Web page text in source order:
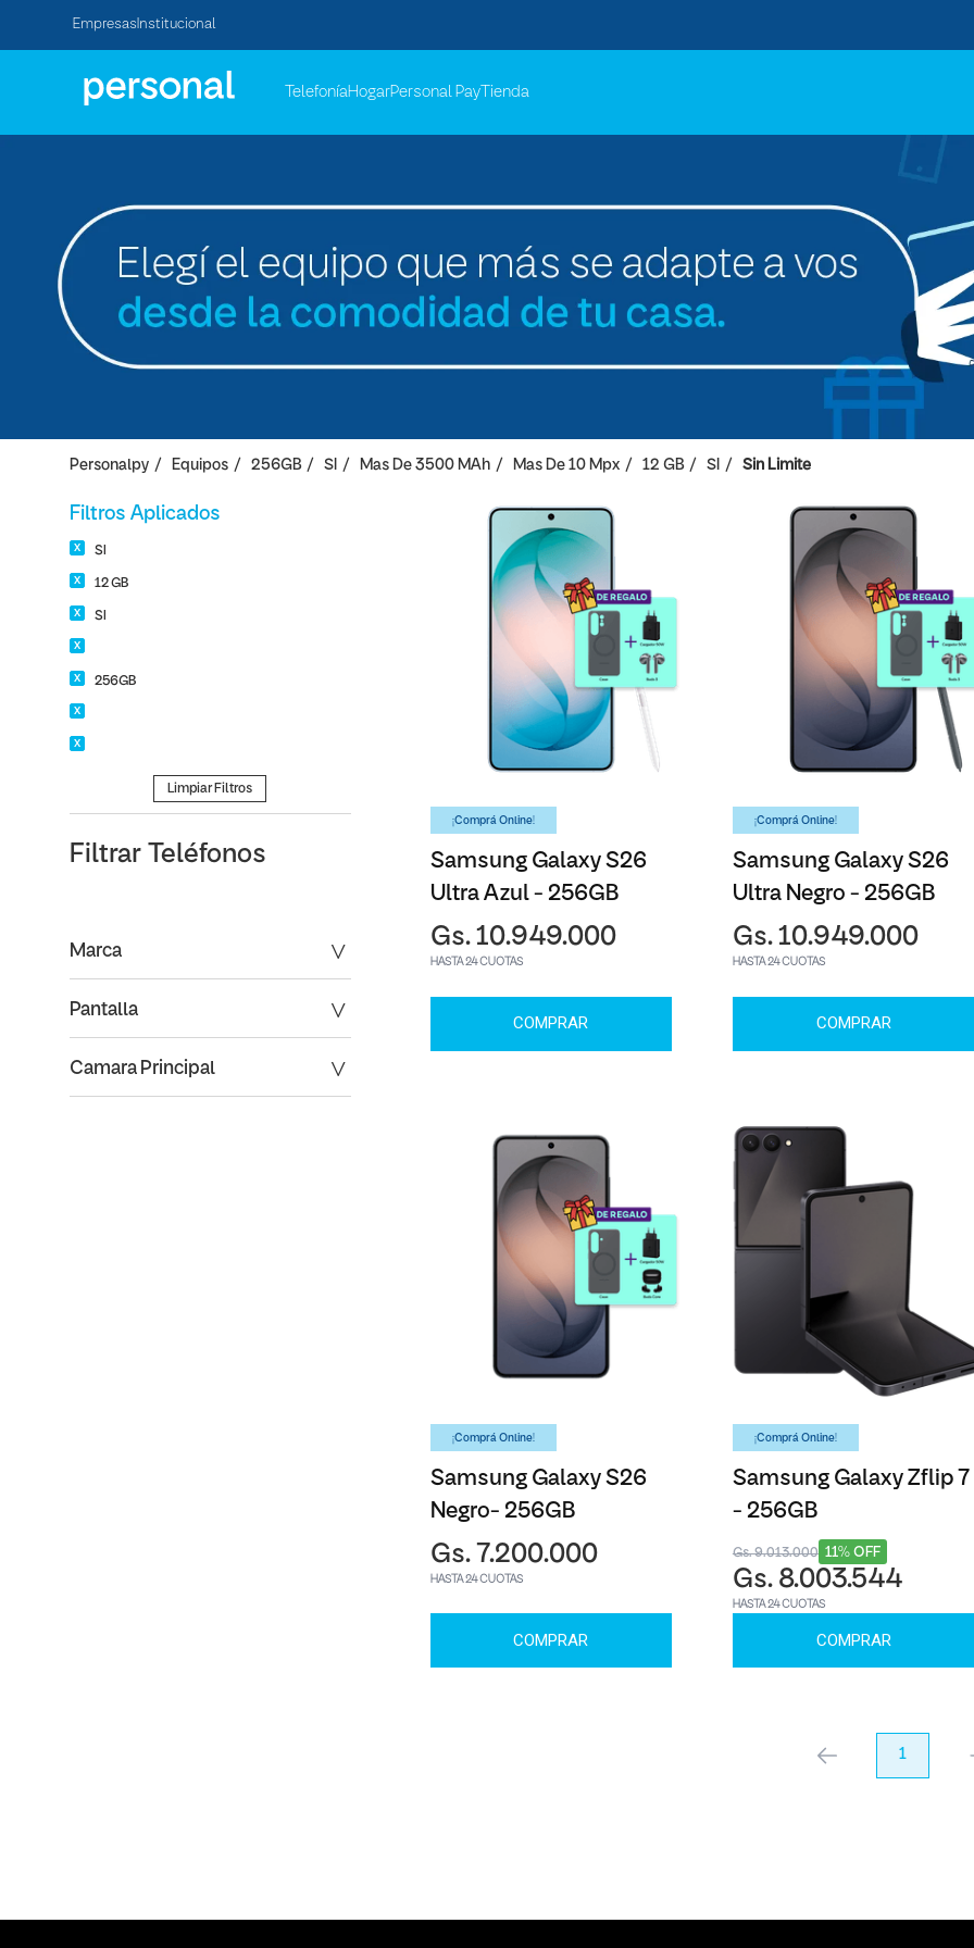
Empresas Institucional
TelefoníaHogarPersonal Pay Tienda
Personalpy Equipos 256GB SI Mas De 3500 MAh Mas De 10 Mpx 12 GB SI Sin Limite
Filtros Aplicados
SI
12 GB
SI
256GB
Limpiar Filtros
Filtrar Teléfonos
Marca
Pantalla
Camara Principal
¡Comprá Online!
Samsung Galaxy S26
Ultra Azul - 256GB
Gs. 10.949.000
HASTA 24 CUOTAS
COMPRAR
¡Comprá Online!
Samsung Galaxy S26
Ultra Negro - 256GB
Gs. 10.949.000
HASTA 24 CUOTAS
COMPRAR
¡Comprá Online!
Samsung Galaxy S26
Negro- 256GB
Gs. 7.200.000
HASTA 24 CUOTAS
COMPRAR
¡Comprá Online!
Samsung Galaxy Zflip 7
- 256GB
11% OFF
Gs. 9.013.000
Gs. 8.003.544
HASTA 24 CUOTAS
COMPRAR
anterior 1